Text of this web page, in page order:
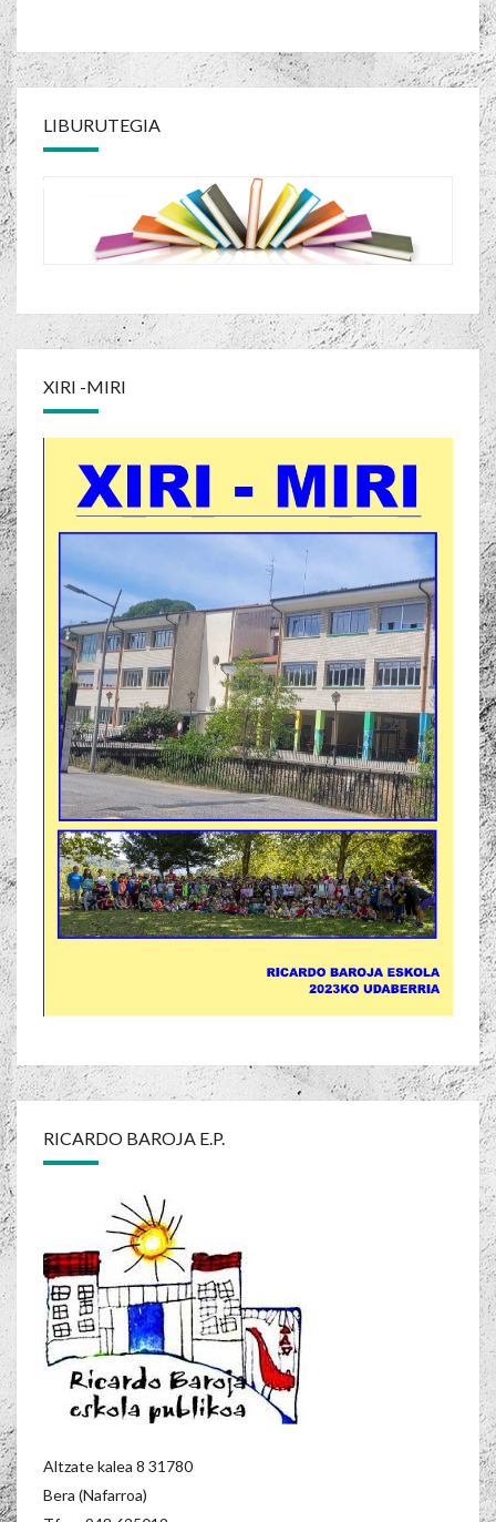
LIBURUTEGIA
XIRI -MIRI
RICARDO BAROJA E.P.
Altzate kalea 8 31780
Bera (Nafarroa)